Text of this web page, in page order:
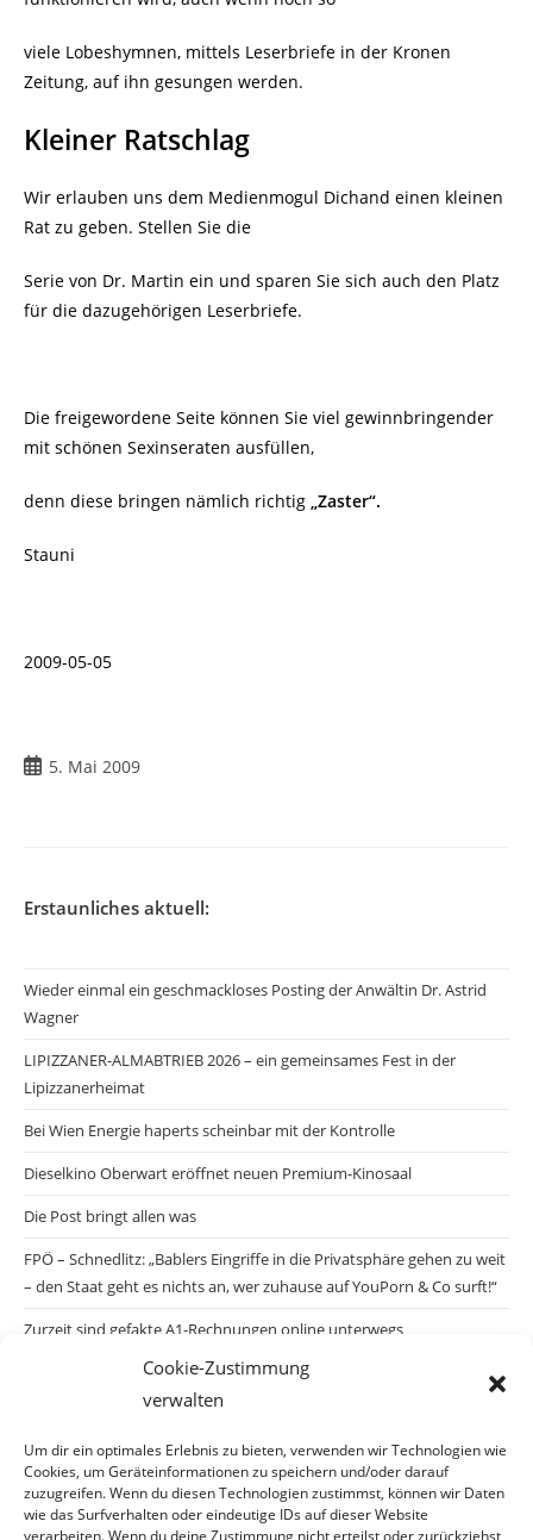
Cookie-Zustimmung
verwalten
Um dir ein optimales Erlebnis zu bieten, verwenden wir Technologien wie
Cookies, um Geräteinformationen zu speichern und/oder darauf
zuzugreifen. Wenn du diesen Technologien zustimmst, können wir Daten
wie das Surfverhalten oder eindeutige IDs auf dieser Website
verarbeiten. Wenn du deine Zustimmung nicht erteilst oder zurückziehst,
viele Lobeshymnen, mittels Leserbriefe in der Kronen
Zeitung, auf ihn gesungen werden.
Kleiner Ratschlag
Wir erlauben uns dem Medienmogul Dichand einen kleinen
Rat zu geben. Stellen Sie die
Serie von Dr. Martin ein und sparen Sie sich auch den Platz
für die dazugehörigen Leserbriefe.
Die freigewordene Seite können Sie viel gewinnbringender
mit schönen Sexinseraten ausfüllen,
denn diese bringen nämlich richtig „Zaster“.
Stauni
2009-05-05
Beitrag5. Mai 2009
Erstaunliches aktuell:
Wieder einmal ein geschmackloses Posting der Anwältin Dr. Astrid
Wagner
LIPIZZANER-ALMABTRIEB 2026 – ein gemeinsames Fest in der
Lipizzanerheimat
Bei Wien Energie haperts scheinbar mit der Kontrolle
Dieselkino Oberwart eröffnet neuen Premium-Kinosaal
Die Post bringt allen was
FPÖ – Schnedlitz: „Bablers Eingriffe in die Privatsphäre gehen zu weit
– den Staat geht es nichts an, wer zuhause auf YouPorn & Co surft!“
Zurzeit sind gefakte A1-Rechnungen online unterwegs
Salzburgs Juden und ihre Sicherheit: „Erst nach einem Anschlag wäre
die Gefahr endlich konkret!“
Biologisches Wunder in Ceuta
Ein vermeintliches Abschiebemärchen